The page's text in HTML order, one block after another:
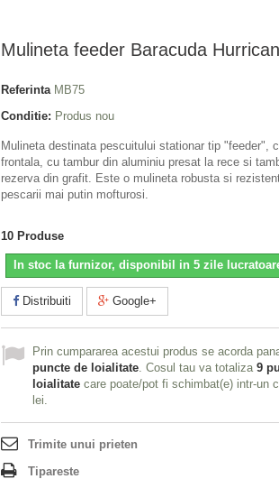
Mulineta feeder Baracuda
Referinta MB75
Conditie: Produs nou
Mulineta destinata pescuitului stationar tip "feeder",
frontala, cu tambur din aluminiu presat la rece si
rezerva din grafit. Este o mulineta robusta si
pescarii mai putin mofturosi.
10 Produse
In stoc la furnizor, disponibil in 5 zile
Distribuiti Google+
Prin cumpararea acestui produs se acorda
puncte de loialitate. Cosul tau va totaliza 9
loialitate care poate/pot fi schimbat(e) intr-un
lei.
Trimite unui prieten
Tipareste